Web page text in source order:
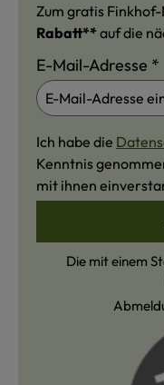
Zum gratis
Rabatt** auf die
E-Mail-Adresse *
Ich habe die
Kenntnis
mit ihnen
Die mit einem